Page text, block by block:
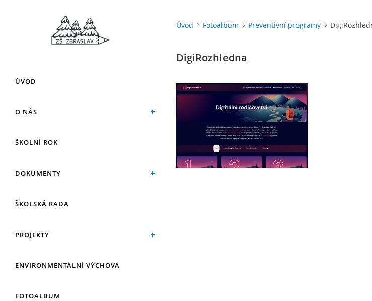
ÚVOD
O NÁS
ŠKOLNÍ ROK
DOKUMENTY
ŠKOLSKÁ RADA
PROJEKTY
ENVIRONMENTÁLNÍ VÝCHOVA
FOTOALBUM
Úvod Fotoalbum Preventivní programy
DigiRozhledna